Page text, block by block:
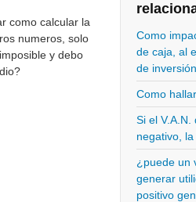
Como
de caja, al
de
Como
Si el
negativo, la
¿puede un
generar
positivo
como calcular la
numeros, solo
y debo